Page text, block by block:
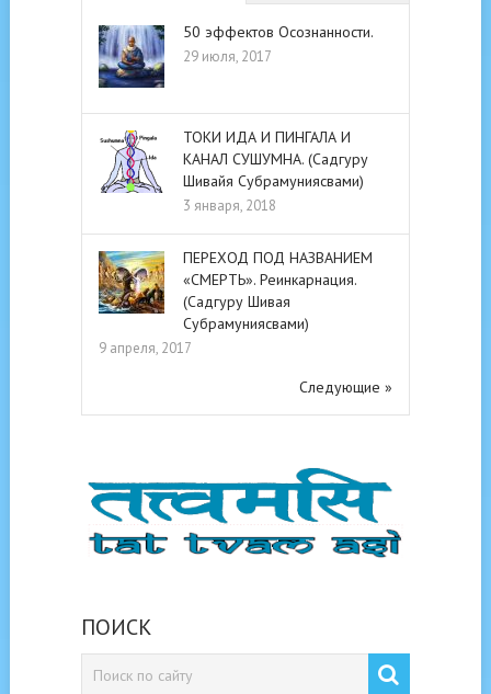
50 эффектов Осознанности.
29 июля, 2017
ТОКИ ИДА И ПИНГАЛА И
КАНАЛ СУШУМНА. (Садгуру
Шивайя Субрамуниясвами)
3 января, 2018
ПЕРЕХОД ПОД НАЗВАНИЕМ
«СМЕРТЬ». Реинкарнация.
(Садгуру Шивая
Субрамуниясвами)
9 апреля, 2017
Следующие »
ПОИСК